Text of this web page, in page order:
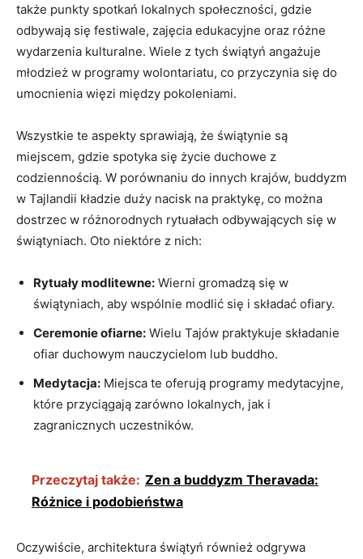
także ‌punkty spotkań⁤ lokalnych społeczności, ⁢gdzie
odbywają się festiwale, zajęcia edukacyjne oraz ‌różne
wydarzenia kulturalne. Wiele z tych świątyń angażuje
młodzież w programy wolontariatu, co przyczynia się ‍do
umocnienia więzi między pokoleniami.
Wszystkie te aspekty sprawiają, że świątynie są
miejscem, gdzie spotyka się życie duchowe z
⁣codziennością. W‍ porównaniu​ do innych krajów, buddyzm​
w Tajlandii kładzie duży nacisk na⁢ praktykę, co można
dostrzec w różnorodnych rytuałach odbywających się⁢ w
świątyniach. Oto niektóre z nich:
Rytuały modlitewne: Wierni gromadzą się w⁤
świątyniach, aby ‌wspólnie modlić się i składać ofiary.
Ceremonie ofiarne: Wielu Tajów praktykuje składanie
ofiar duchowym nauczycielom lub buddho.
Medytacja: Miejsca te oferują programy medytacyjne,
które przyciągają zarówno lokalnych, jak i
zagranicznych uczestników.
Przeczytaj także: Zen a buddyzm Theravada:
Różnice i podobieństwa
Oczywiście, architektura⁣ świątyń również odgrywa